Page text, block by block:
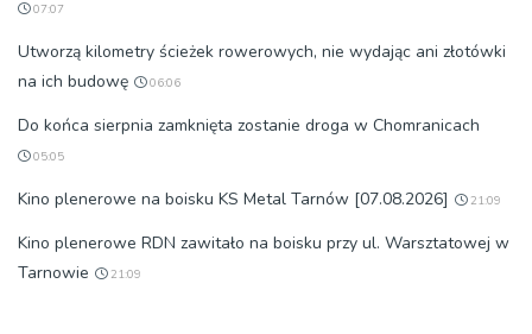
07:07
Utworzą kilometry ścieżek rowerowych, nie wydając ani złotówki
na ich budowę
06:06
Do końca sierpnia zamknięta zostanie droga w Chomranicach
05:05
Kino plenerowe na boisku KS Metal Tarnów [07.08.2026] 21:09
Kino plenerowe RDN zawitało na boisku przy ul. Warsztatowej w
Tarnowie
21:09